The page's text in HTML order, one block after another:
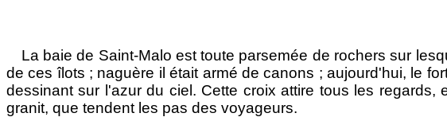
La baie de Saint-Malo est toute parsemée de rochers sur
de ces îlots ; naguère il était armé de canons ; aujourd'hui, le
dessinant sur l'azur du ciel. Cette croix attire tous les
granit, que tendent les pas des voyageurs.